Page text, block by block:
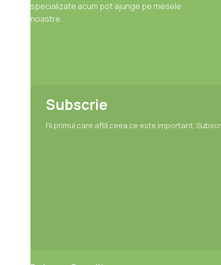
specializate acum pot ajunge pe mesele
noastre.
Subscrie
Fii primul care află ceea ce este important.